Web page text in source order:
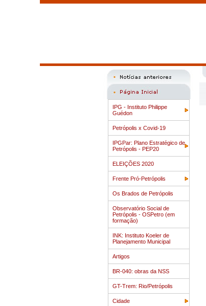
IPG - Instituto Philippe
Guédon
Petrópolis x Covid-19
IPGPar: Plano Estratégico de
Petrópolis - PEP20
ELEIÇÕES 2020
Frente Pró-Petrópolis
Os Brados de Petrópolis
Observatório Social de
Petrópolis - OSPetro (em
formação)
INK: Instituto Koeler de
Planejamento Municipal
Artigos
BR-040: obras da NSS
GT-Trem: Rio/Petrópolis
Cidade